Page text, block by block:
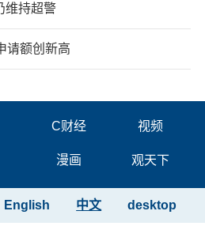
维持超警
请额创新高
C财经 视频
漫画 观天下
desktop
中文
English